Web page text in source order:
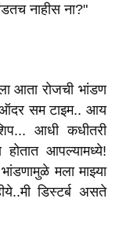
नाहीस ना?"
आता रोजची भांडण
ऑदर सम टाइम.. आय
आधी कधीतरी
आपल्यामध्ये!
मला माझ्या
डिस्टर्ब असते